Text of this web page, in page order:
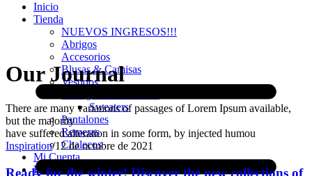
Inicio
Tienda
NUEVOS INGRESOS!!!
Abrigos
Accesorios
Blusas & Camisas
Vestidos
Sweaters
Pantalones
Remeras
Chalecos
Mi Cuenta
PROMO
Our Journal
There are many variations of passages of Lorem Ipsum available,
but the majority
have suffered alteration in some form, by injected humou
Inspiration/12 de octubre de 2021
Ready for the winter! Discover the new collections of